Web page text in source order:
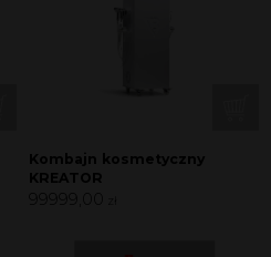
Kombajn kosmetyczny
KREATOR